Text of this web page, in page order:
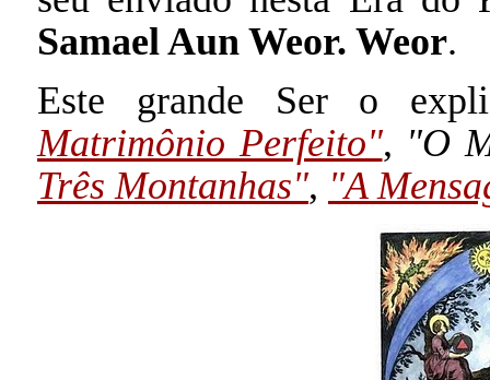
Samael Aun Weor. Weor.
Este grande Ser o
Matrimônio Perfeito", "O
Três Montanhas", "A